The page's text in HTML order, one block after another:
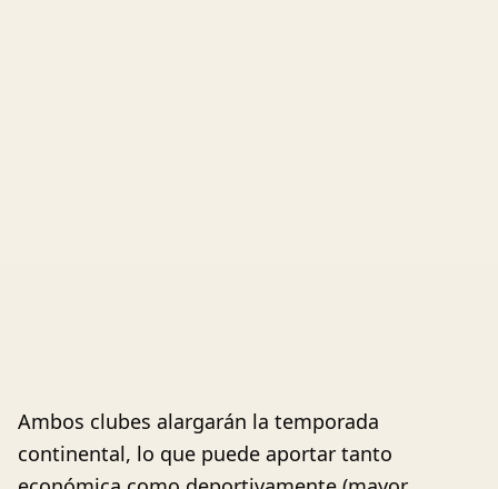
Ambos clubes alargarán la temporada
continental, lo que puede aportar tanto